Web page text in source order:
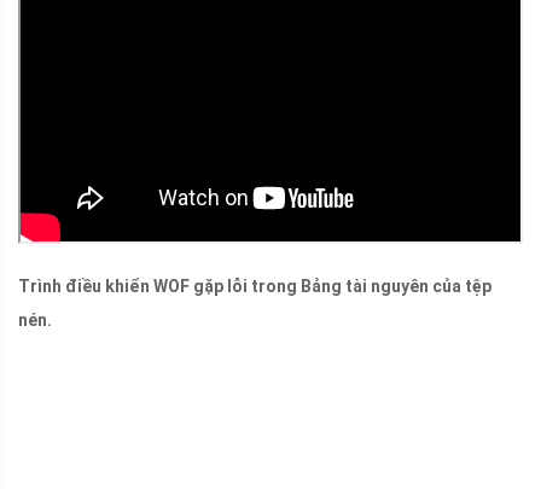
Trình điều khiển WOF gặp lỗi trong Bảng tài nguyên của tệp
nén.